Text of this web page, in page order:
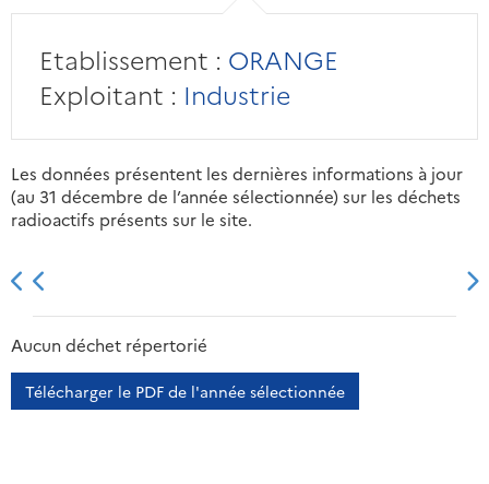
Etablissement : ORANGE
Exploitant : Industrie
Les données présentent les dernières informations à jour
(au 31 décembre de l’année sélectionnée) sur les déchets
radioactifs présents sur le site.
2013 2014
Aucun déchet répertorié
Télécharger le PDF de l'année sélectionnée